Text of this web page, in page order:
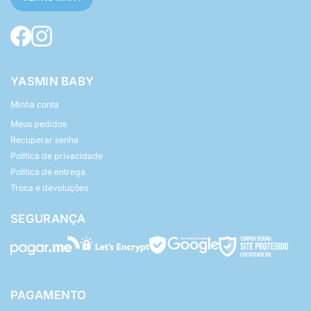
YASMIN BABY
Minha conta
Meus pedidos
Recuperar senha
Política de privacidade
Política de entrega
Troca e devoluções
SEGURANÇA
PAGAMENTO